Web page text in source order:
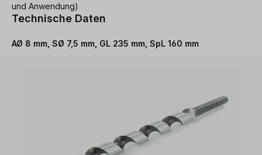
und Anwendung)
Technische Daten
AØ 8 mm, SØ 7,5 mm, GL 235 mm, SpL 160 mm